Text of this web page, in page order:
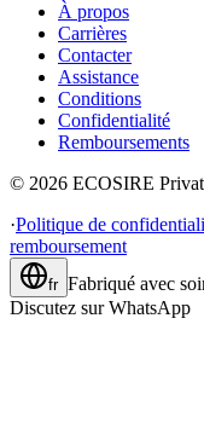
À propos
Carrières
Contacter
Assistance
Conditions
Confidentialité
Remboursements
© 2026 ECOSIRE
·Politique de
remboursement
fr Fabriqué avec
Discutez sur WhatsApp